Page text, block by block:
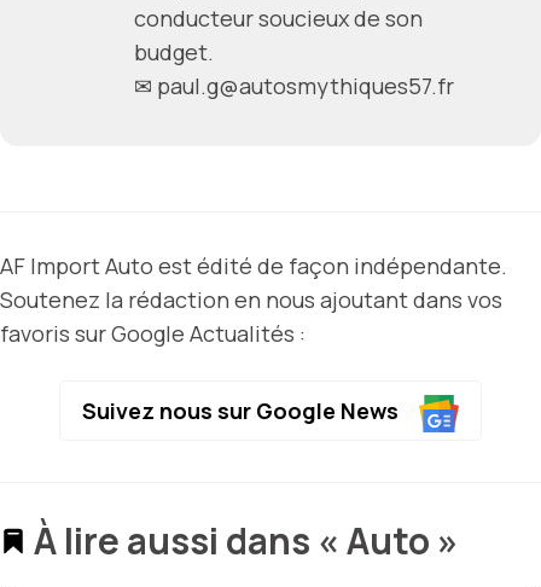
conducteur soucieux de son
budget.
✉ paul.g@autosmythiques57.fr
AF Import Auto est édité de façon indépendante.
Soutenez la rédaction en nous ajoutant dans vos
favoris sur Google Actualités :
Suivez nous sur Google News
À lire aussi dans « Auto »